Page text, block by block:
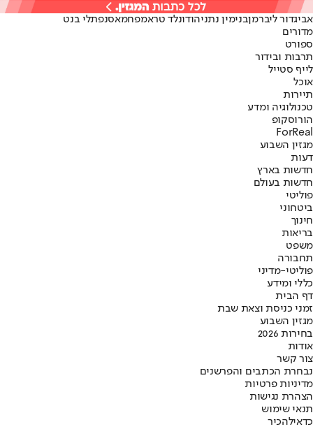
אביגדור ליברמןבנימין נתניהודונלד טראמפחמאסנפתלי בנט
מדורים
ספורט
תרבות ובידור
לייף סטייל
אוכל
תיירות
טכנולוגיה ומדע
הורוסקופ
ForReal
מגזין השבוע
דעות
חדשות בארץ
חדשות בעולם
פוליטי
ביטחוני
חינוך
בריאות
משפט
תחבורה
פוליטי-מדיני
כללי ומידע
דף הבית
זמני כניסת וצאת שבת
מגזין השבוע
בחירות 2026
אודות
צור קשר
נבחרת הכתבים והפרשנים
מדיניות פרטיות
הצהרת נגישות
תנאי שימוש
כדאילהכיר